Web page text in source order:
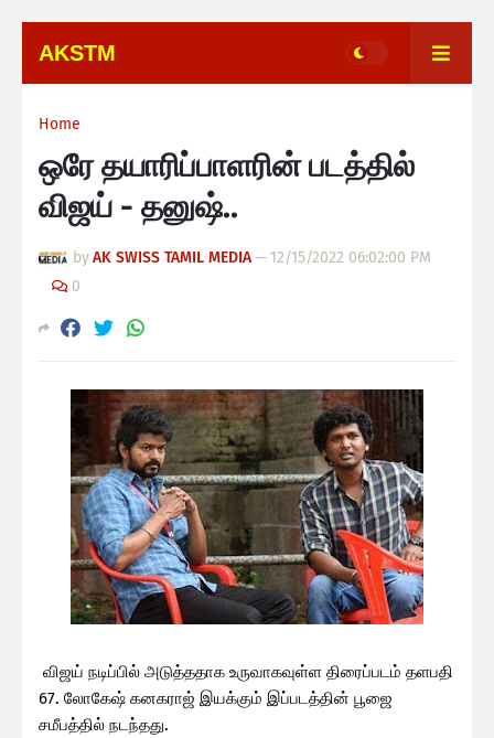
AKSTM
Home
ஒரே தயாரிப்பாளரின் படத்தில்
விஜய் - தனுஷ்..
byAK SWISS TAMIL MEDIA— 12/15/2022 06:02:00 PM
0
விஜய் நடிப்பில் அடுத்ததாக உருவாகவுள்ள திரைப்படம் தளபதி
67. லோகேஷ் கனகராஜ் இயக்கும் இப்படத்தின் பூஜை
சமீபத்தில் நடந்தது.